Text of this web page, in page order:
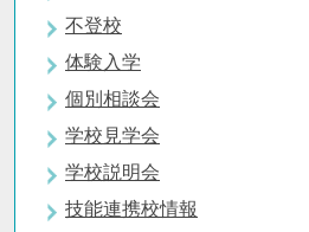
不登校
体験入学
個別相談会
学校見学会
学校説明会
技能連携校情報